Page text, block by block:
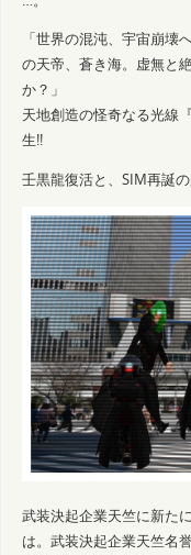
「世界の混沌、宇宙崩壊
の天帝、蒼き海。虚無と
か？」
天地創造の怪奇なる光線
生!!
壬黒龍復活と、SIM再誕
武装決起企業天竺に新た
は。武装決起企業天竺名